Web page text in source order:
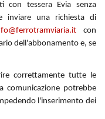
con tessera Evia senza
inviare una richiesta di
con
dell'abbonamento e, se
correttamente tutte le
comunicazione potrebbe
l'inserimento dei